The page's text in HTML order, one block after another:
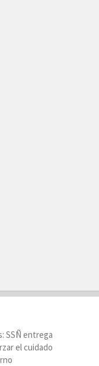
SSÑ entrega
el cuidado